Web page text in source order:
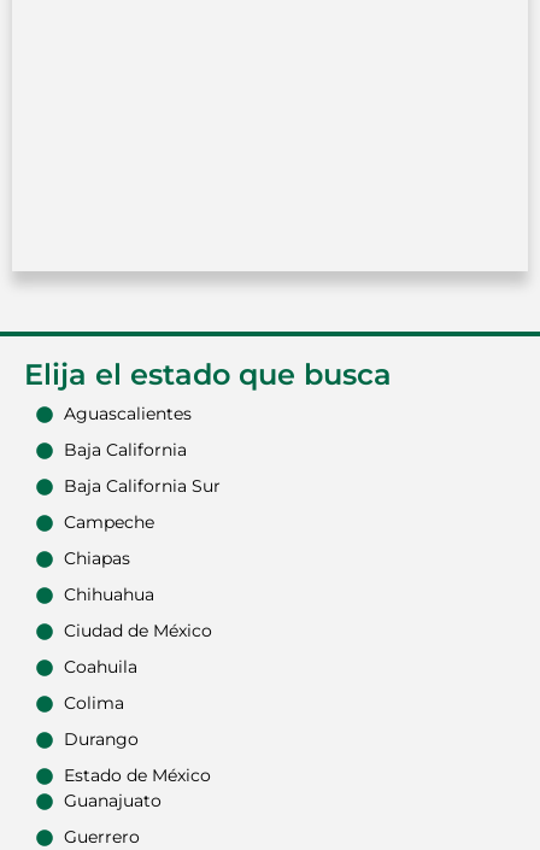
Elija el estado que busca
Aguascalientes
Baja California
Baja California Sur
Campeche
Chiapas
Chihuahua
Ciudad de México
Coahuila
Colima
Durango
Estado de México
Guanajuato
Guerrero